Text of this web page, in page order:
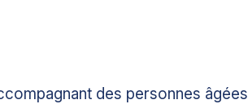
des personnes âgées